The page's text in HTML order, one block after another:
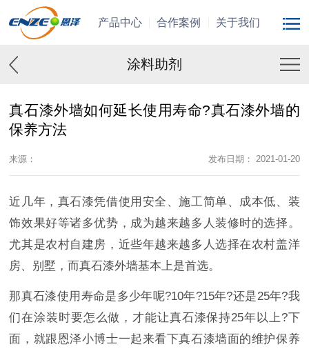
产品中心 合作案例 关于我们
涂料助剂
真石漆外墙如何延长使用寿命?真石漆外墙的
保养方法
来源： 发布日期： 2021-01-20
近几年，真石漆凭借使用安全、施工简单、成本低、装
饰效果好等诸多优势，成为越来越多人装修时的选择。
尤其是农村自建房，近些年越来越多人选择在农村盖洋
房、别墅，而真石漆外墙基本上是首选。
那真石漆使用寿命是多少年呢?10年?15年?还是25年?我
们在涂装时要怎么做，才能让真石漆保持25年以上?下
面，就跟恩泽小博士一起来看下真石漆墙面的维护保养